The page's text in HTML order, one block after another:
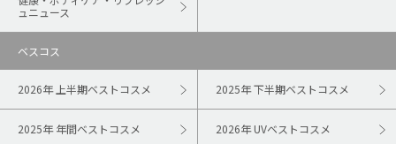
ュニュース
ベスコス
2026年 上半期ベストコスメ 2025年 下半期ベストコスメ
2025年 年間ベストコスメ 2026年 UVベストコスメ